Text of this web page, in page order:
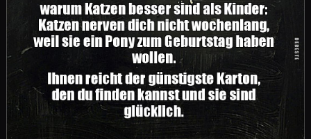
Ich bin Arzt und werde meinen Kindern
bezüglich ihrer späteren Berufswahl, absolut
keinen Druck machen. Sie können später mal
selbstständig entscheiden, welche Art von Arzt
oder Ärztin sie dann werden möchten. Die
Universität würde ich trotzdem gerne wieder
festlegen. Sicher ist einfach sicher.